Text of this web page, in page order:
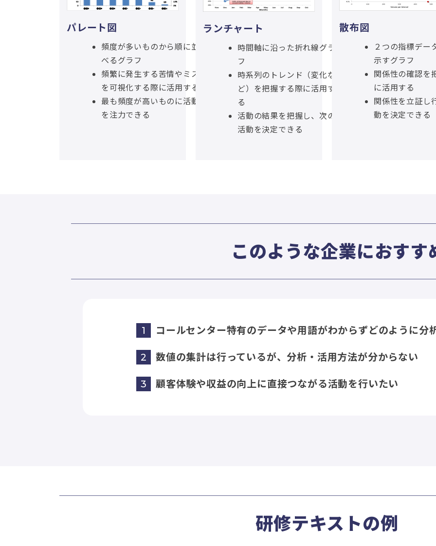
パレート図
頻度が多いものから順に並
べるグラフ
頻繁に発生する苦情やミス
を可視化する際に活用する
最も頻度が高いものに活動
を注力できる
ランチャート
時間軸に沿った折れ線グラ
フ
時系列のトレンド（変化な
ど）を把握する際に活用す
る
活動の結果を把握し、次の
活動を決定できる
散布図
２つの指標デー
示すグラフ
関係性の確認を
に活用する
関係性を立証し
動を決定できる
このような企業におすす
コールセンター特有のデータや用語がわからずどのように分
数値の集計は行っているが、分析・活用方法が分からない
顧客体験や収益の向上に直接つながる活動を行いたい
研修テキストの例